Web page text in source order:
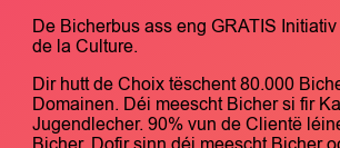
De Bicherbus ass eng GRATIS
de la Culture.
Dir hutt de Choix tëschent 80.000
Domainen. Déi meescht Bicher si fir
Jugendlecher. 90% vun de Clientë